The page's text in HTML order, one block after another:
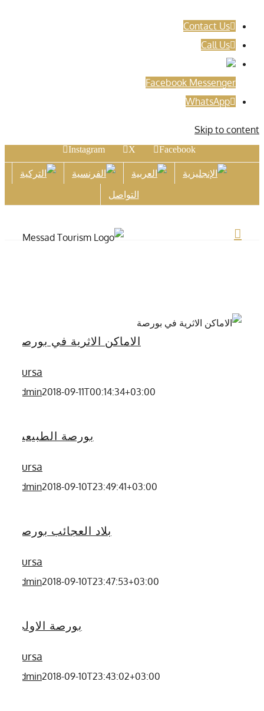
Contact Us
Call Us
Facebook Messenger
WhatsApp
Skip to content
Facebook
X
Instagram
التواصل
الاماكن الاثرية في بورصة
Bursa
admin2018-09-11T00:14:34+03:00
بورصة الطبيعية
Bursa
admin2018-09-10T23:49:41+03:00
بلاد العجائب بورصة
Bursa
admin2018-09-10T23:47:53+03:00
بورصة الاولى
Bursa
admin2018-09-10T23:43:02+03:00